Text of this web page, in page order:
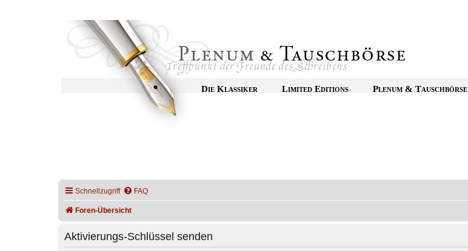
Die Klassiker Limited Editions Plenum & Tauschbörse
Schnellzugriff FAQ
Foren-Übersicht
Aktivierungs-Schlüssel senden